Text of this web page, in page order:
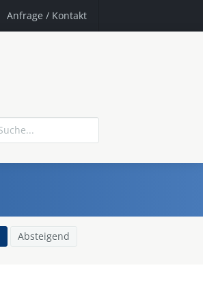
Anfrage / Kontakt
Absteigend